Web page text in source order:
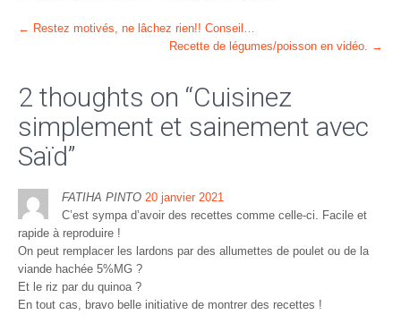
Post
← Restez motivés, ne lâchez rien!! Conseil…
Recette de légumes/poisson en vidéo. →
2 thoughts on “Cuisinez
simplement et sainement avec
Saïd”
FATIHA PINTO 20 janvier 2021
C’est sympa d’avoir des recettes comme celle-ci. Facile et
rapide à reproduire !
On peut remplacer les lardons par des allumettes de poulet ou de la
viande hachée 5%MG ?
Et le riz par du quinoa ?
En tout cas, bravo belle initiative de montrer des recettes !